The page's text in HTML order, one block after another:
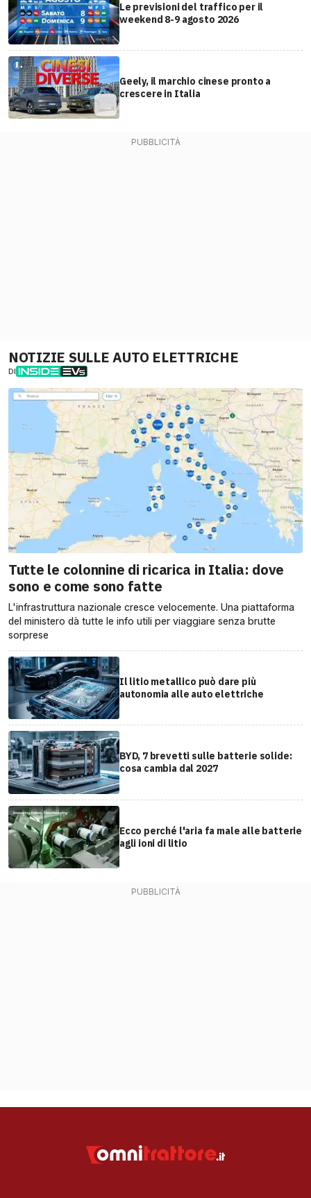
Le previsioni del traffico per il
weekend 8-9 agosto 2026
Geely, il marchio cinese pronto a
crescere in Italia
NOTIZIE SULLE AUTO ELETTRICHE
DI
Tutte le colonnine di ricarica in Italia: dove
sono e come sono fatte
L'infrastruttura nazionale cresce velocemente. Una piattaforma
del ministero dà tutte le info utili per viaggiare senza brutte
sorprese
Il litio metallico può dare più
autonomia alle auto elettriche
BYD, 7 brevetti sulle batterie solide:
cosa cambia dal 2027
Ecco perché l'aria fa male alle batterie
agli ioni di litio